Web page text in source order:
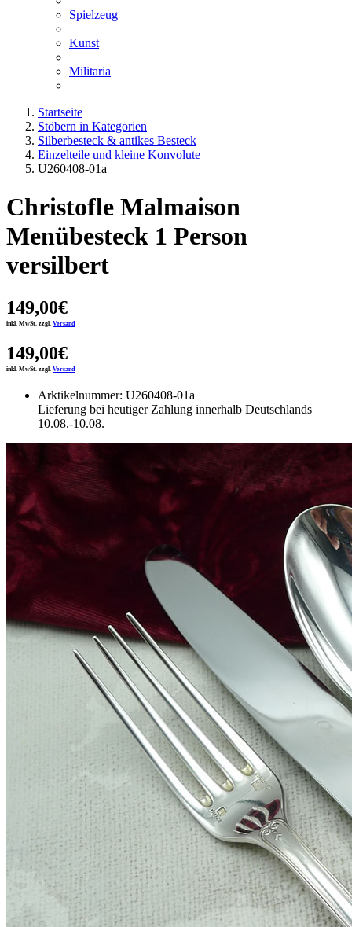
Spielzeug
Kunst
Militaria
Startseite
Stöbern in Kategorien
Silberbesteck & antikes Besteck
Einzelteile und kleine Konvolute
U260408-01a
Christofle Malmaison
Menübesteck 1 Person
versilbert
149,00€
inkl. MwSt. zzgl. Versand
149,00€
inkl. MwSt. zzgl. Versand
Arktikelnummer: U260408-01a
Lieferung bei heutiger Zahlung innerhalb Deutschlands
10.08.-10.08.